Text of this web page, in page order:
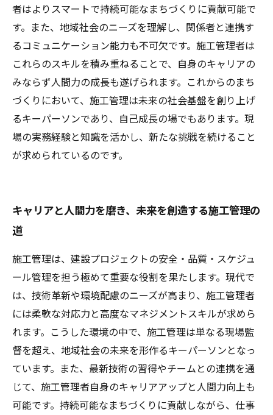
者はよりスマートで持続可能なまちづくりに貢献可能で
す。また、地域社会のニーズを理解し、関係者と連携す
るコミュニケーション能力も不可欠です。施工管理者は
これらのスキルを積み重ねることで、自身のキャリアの
みならず人間力の成長も遂げられます。これからのまち
づくりにおいて、施工管理は未来の社会基盤を創り上げ
るキーパーソンであり、自己成長の場でもあります。現
場の実務経験と知識を活かし、新たな挑戦を続けること
が求められているのです。
キャリアと人間力を磨き、未来を創造する施工管理の
道
施工管理は、建設プロジェクトの安全・品質・スケジュ
ール管理を担う極めて重要な役割を果たします。現代で
は、技術革新や環境配慮のニーズが高まり、施工管理者
には柔軟な対応力と高度なマネジメントスキルが求めら
れます。こうした環境の中で、施工管理は単なる現場監
督を超え、地域社会の未来を形作るキーパーソンとなっ
ています。また、最新技術の習得やチームとの連携を通
じて、施工管理者自身のキャリアアップと人間力向上も
可能です。持続可能なまちづくりに貢献しながら、仕事